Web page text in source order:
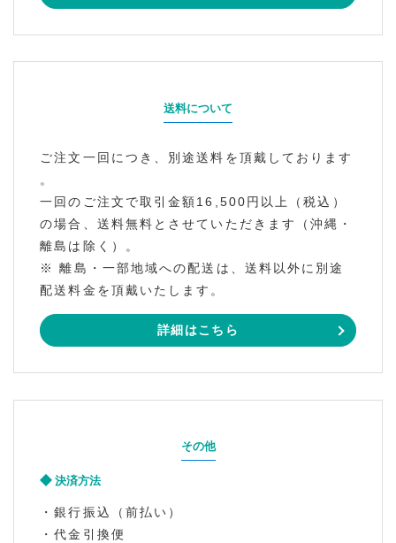
送料について
ご注文一回につき、別途送料を頂戴しております
。
一回のご注文で取引金額16,500円以上（税込）
の場合、送料無料とさせていただきます（沖縄・
離島は除く）。
※ 離島・一部地域への配送は、送料以外に別途
配送料金を頂戴いたします。
詳細はこちら
その他
決済方法
・銀行振込（前払い）
・代金引換便